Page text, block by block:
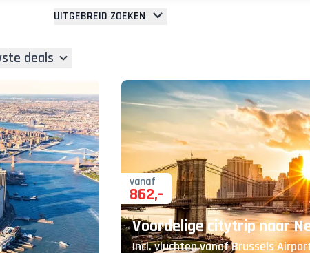
UITGEBREID ZOEKEN
deals
vanaf
862,-
Voordelige citytrip naar
Incl. vluchten vanaf Brussels